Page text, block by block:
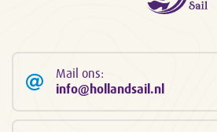
Mail ons:
info@hollandsail.nl